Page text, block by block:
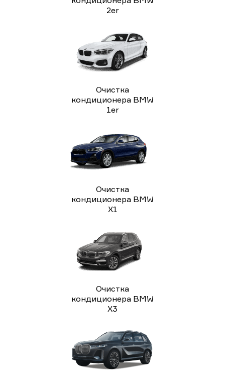
2er
Очистка
кондиционера BMW
1er
Очистка
кондиционера BMW
X1
Очистка
кондиционера BMW
X3